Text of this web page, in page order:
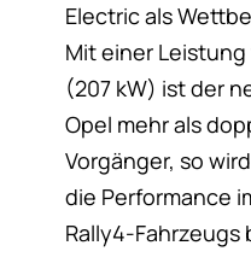
Electric als
Mit einer Leistung
(207 kW) ist der
Opel mehr als
Vorgänger, so
die Performance
Rally4-Fahrzeugs